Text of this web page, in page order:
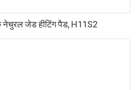
नेचुरल जेड हीटिंग पैड, H11S2